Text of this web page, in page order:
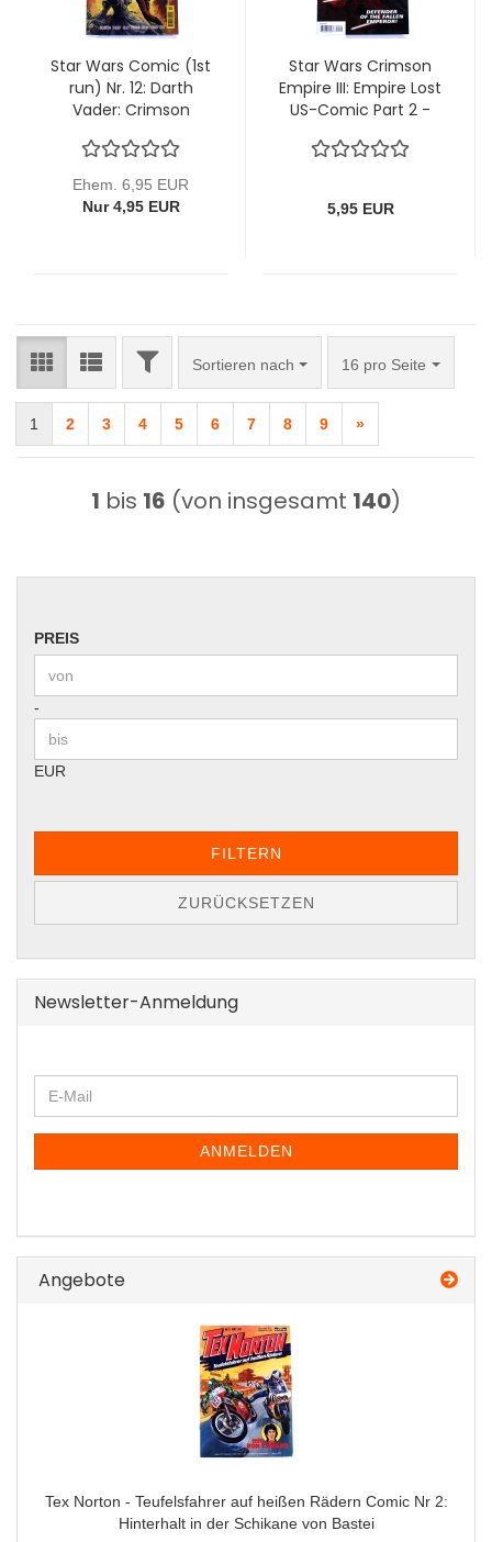
Star Wars Comic (1st
run) Nr. 12: Darth
Vader: Crimson
Outlander von Dino
Ehem. 6,95 EUR
Nur 4,95 EUR
Star Wars Crimson
Empire III: Empire Lost
US-Comic Part 2 -
Fallen Emperor!
5,95 EUR
FILTERSortieren nach
Sortieren nach 16 pro Seite
pro Seite
1 2 3 4 5 6 7 8 9 »
1 bis 16 (von insgesamt 140)
PREIS
PREIS
Preis bis
-
EUR
FILTERN
ZURÜCKSETZEN
Newsletter-Anmeldung
ZUR
E-
Mail
ANMELDEN
Angebote
Tex Norton - Teufelsfahrer auf heißen Rädern Comic Nr 2:
Hinterhalt in der Schikane von Bastei